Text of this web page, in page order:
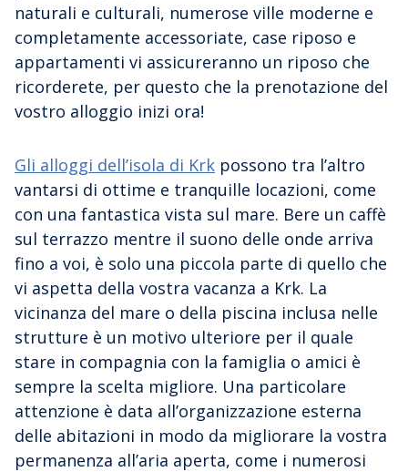
naturali e culturali, numerose ville moderne e
completamente accessoriate, case riposo e
appartamenti vi assicureranno un riposo che
ricorderete, per questo che la prenotazione del
vostro alloggio inizi ora!
Gli alloggi dell’isola di Krk possono tra l’altro
vantarsi di ottime e tranquille locazioni, come
con una fantastica vista sul mare. Bere un caffè
sul terrazzo mentre il suono delle onde arriva
fino a voi, è solo una piccola parte di quello che
vi aspetta della vostra vacanza a Krk. La
vicinanza del mare o della piscina inclusa nelle
strutture è un motivo ulteriore per il quale
stare in compagnia con la famiglia o amici è
sempre la scelta migliore. Una particolare
attenzione è data all’organizzazione esterna
delle abitazioni in modo da migliorare la vostra
permanenza all’aria aperta, come i numerosi